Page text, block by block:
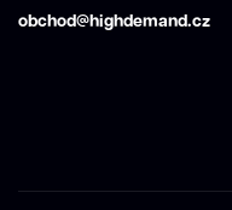
obchod@highdemand.cz